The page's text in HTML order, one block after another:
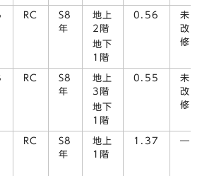
RC
S8
年
地上
2階
地下
1階
0.56
未
改
修
RC
S8
年
地上
3階
地下
1階
0.55
未
改
修
RC
S8
年
地上
1階
1.37 ―